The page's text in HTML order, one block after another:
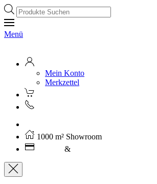
Products
search
Menü
Mein Konto
Merkzettel
1000 m² Showroom
&